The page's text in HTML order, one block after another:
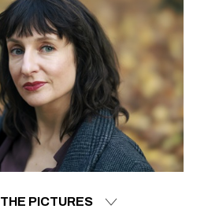
THE PICTURES